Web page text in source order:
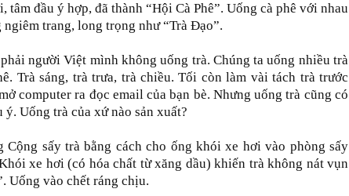
tâm đầu ý hợp, đã thành “Hội Cà Phê”. Uống cà phê với nhau
trang, long trọng như “Trà Đạo”.
người Việt mình không uống trà. Chúng ta uống nhiều trà
Trà sáng, trà trưa, trà chiều. Tối còn làm vài tách trà trước
computer ra đọc email của bạn bè. Nhưng uống trà cũng có
Uống trà của xứ nào sản xuất?
Cộng sấy trà bằng cách cho ống khói xe hơi vào phòng sấy
xe hơi (có hóa chất từ xăng dầu) khiến trà không nát vụn
Uống vào chết ráng chịu.